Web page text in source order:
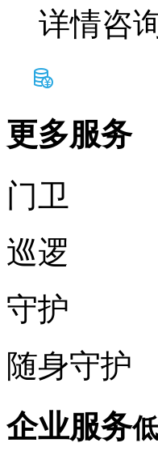
详情咨
更多服务
门卫
巡逻
守护
随身守护
企业服务